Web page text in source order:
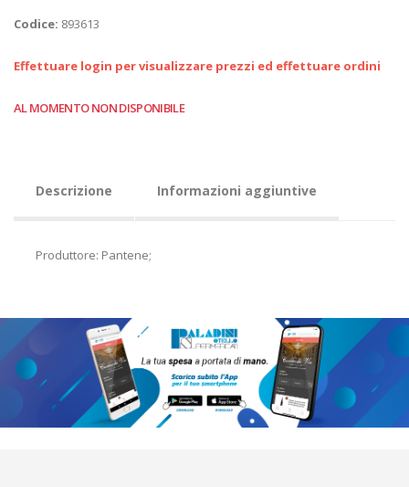
Codice: 893613
Effettuare login per visualizzare prezzi ed effettuare ordini
AL MOMENTO NON DISPONIBILE
Descrizione Informazioni aggiuntive
Produttore: Pantene;